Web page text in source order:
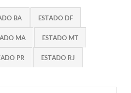
BA ESTADO DF
MA ESTADO MT
PR ESTADO RJ